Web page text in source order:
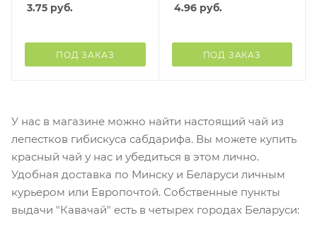
3.75 руб.
ПОД ЗАКАЗ
4.96руб.
ПОД ЗАКАЗ
У нас в магазине можно найти настоящий чай из
лепестков гибискуса сабдарифа. Вы можете купить
красный чай у нас и убедиться в этом лично.
Удобная доставка по Минску и Беларуси личным
курьером или Европочтой. Собственные пункты
выдачи "Кавачай" есть в четырех городах Беларуси: